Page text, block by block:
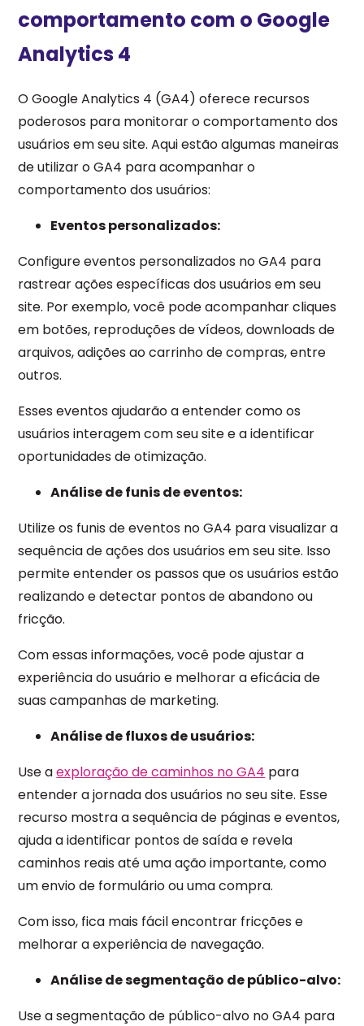
comportamento com o Google
Analytics 4
O Google Analytics 4 (GA4) oferece recursos
poderosos para monitorar o comportamento dos
usuários em seu site. Aqui estão algumas maneiras
de utilizar o GA4 para acompanhar o
comportamento dos usuários:
Eventos personalizados:
Configure eventos personalizados no GA4 para
rastrear ações específicas dos usuários em seu
site. Por exemplo, você pode acompanhar cliques
em botões, reproduções de vídeos, downloads de
arquivos, adições ao carrinho de compras, entre
outros.
Esses eventos ajudarão a entender como os
usuários interagem com seu site e a identificar
oportunidades de otimização.
Análise de funis de eventos:
Utilize os funis de eventos no GA4 para visualizar a
sequência de ações dos usuários em seu site. Isso
permite entender os passos que os usuários estão
realizando e detectar pontos de abandono ou
fricção.
Com essas informações, você pode ajustar a
experiência do usuário e melhorar a eficácia de
suas campanhas de marketing.
Análise de fluxos de usuários:
Use aexploração de caminhos no GA4 para
entender a jornada dos usuários no seu site. Esse
recurso mostra a sequência de páginas e eventos,
ajuda a identificar pontos de saída e revela
caminhos reais até uma ação importante, como
um envio de formulário ou uma compra.
Com isso, fica mais fácil encontrar fricções e
melhorar a experiência de navegação.
Análise de segmentação de público-alvo:
Use a segmentação de público-alvo no GA4 para